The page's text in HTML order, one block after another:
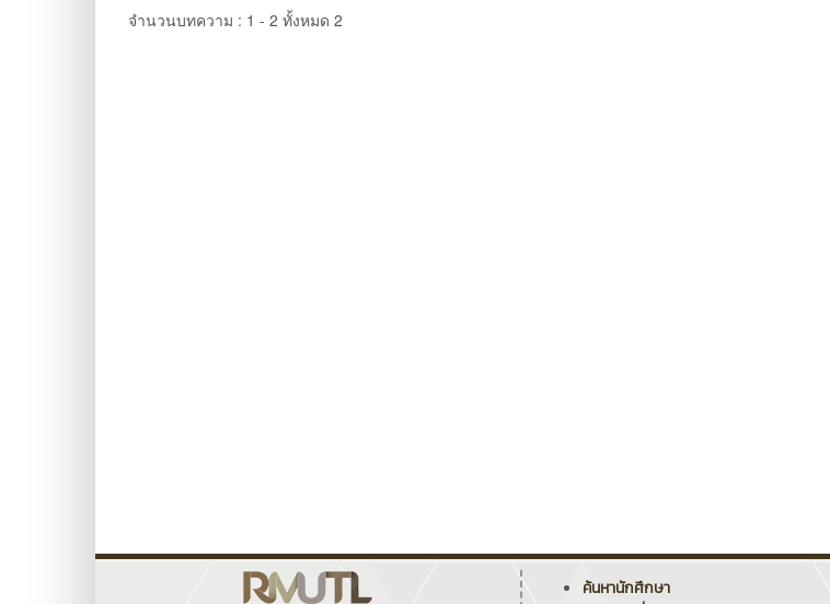
จำนวนบทความ : 1 - 2 ทั้งหมด 2
ค้นหานักศึกษา